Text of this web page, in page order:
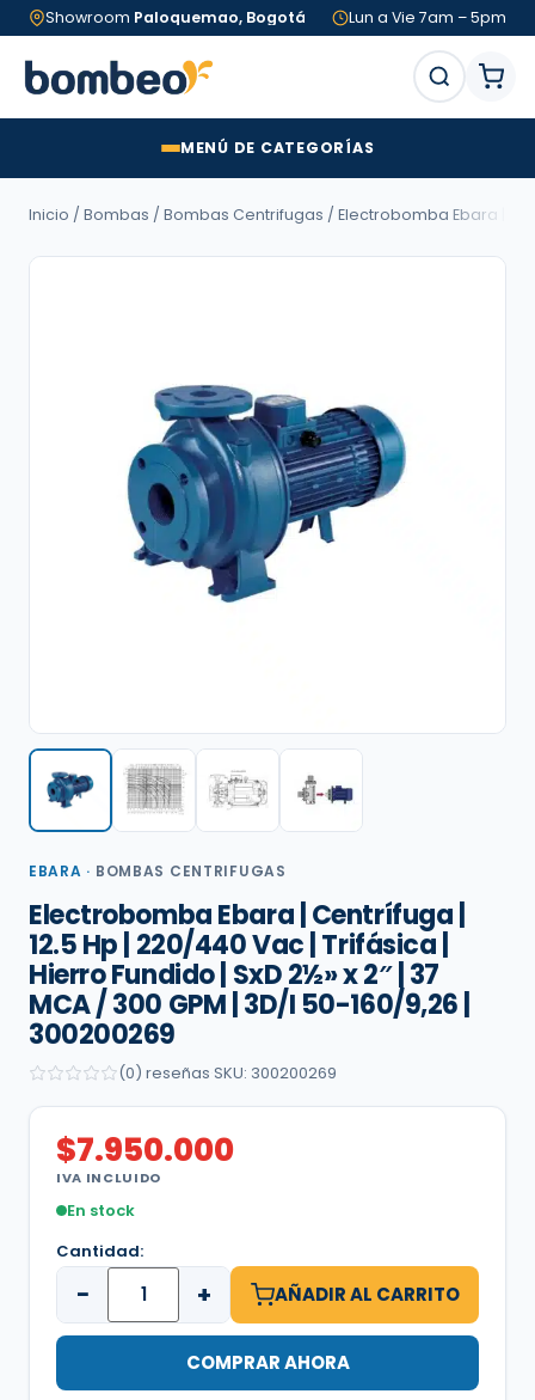
Showroom Paloquemao, Bogotá Lun a Vie 7am – 5pm
MENÚ DE CATEGORÍAS
Inicio / Bombas / Bombas Centrifugas / Electrobomba Ebara |
EBARA · BOMBAS CENTRIFUGAS
Electrobomba Ebara | Centrífuga |
12.5 Hp | 220/440 Vac | Trifásica |
Hierro Fundido | SxD 2½» x 2″ | 37
MCA / 300 GPM | 3D/I 50-160/9,26 |
300200269
(0) reseñas SKU: 300200269
$7.950.000
IVA INCLUIDO
En stock
Cantidad:
− + AÑADIR AL CARRITO
COMPRAR AHORA